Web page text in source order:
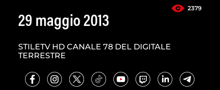
2379
29 maggio 2013
STILETV HD CANALE 78 DEL DIGITALE
TERRESTRE